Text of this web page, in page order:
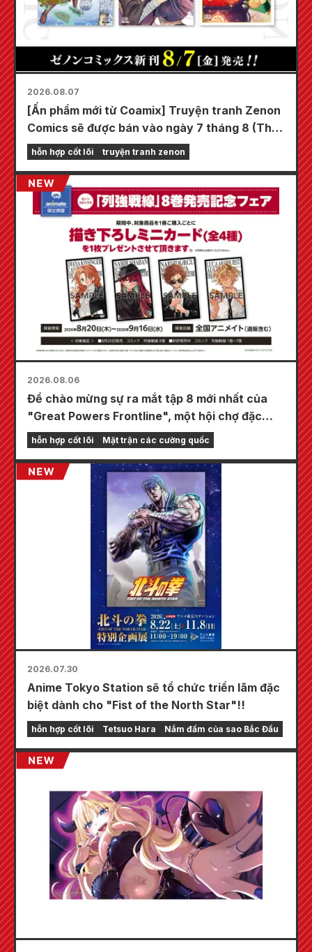
2026.08.07
[Ấn phẩm mới từ Coamix] Truyện tranh Zenon
Comics sẽ được bán vào ngày 7 tháng 8 (Thứ
Sáu)!
hỗn hợp cốt lõi truyện tranh zenon
2026.08.06
Để chào mừng sự ra mắt tập 8 mới nhất của
"Great Powers Frontline", một hội chợ đặc
biệt sẽ được tổ chức tại các cửa hàng
Animate trên toàn quốc bắt đầu từ ngày 20
tháng 8, nơi bạn có thể nhận được một tấm
thẻ mini được vẽ đặc biệt (tổng cộng 4 loại)!
hỗn hợp cốt lõi Mặt trận các cường quốc
2026.07.30
Anime Tokyo Station sẽ tổ chức triển lãm đặc
biệt dành cho "Fist of the North Star"!!
hỗn hợp cốt lõi Tetsuo Hara Nắm đấm của sao Bắc Đẩu